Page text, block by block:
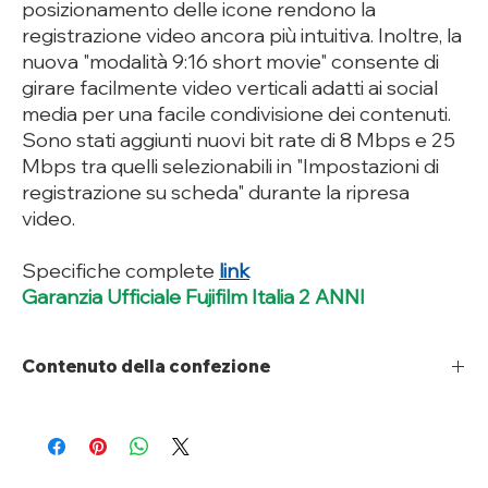
posizionamento delle icone rendono la
registrazione video ancora più intuitiva. Inoltre, la
nuova "modalità 9:16 short movie" consente di
girare facilmente video verticali adatti ai social
media per una facile condivisione dei contenuti.
Sono stati aggiunti nuovi bit rate di 8 Mbps e 25
Mbps tra quelli selezionabili in "Impostazioni di
registrazione su scheda" durante la ripresa
video.
Specifiche complete link
Garanzia Ufficiale Fujifilm Italia 2 ANNI
Contenuto della confezione
Batteria agli ioni di litio NP-W126S
Tracolla